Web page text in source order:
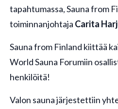
tapahtumassa, Sauna from
toiminnanjohtaja Carita
Sauna from Finland kiittää
World Sauna Forumiin
henkilöitä!
Valon sauna järjestettiin